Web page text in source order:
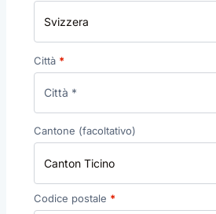
Svizzera
Città *
Cantone (facoltativo)
Canton Ticino
Codice postale *